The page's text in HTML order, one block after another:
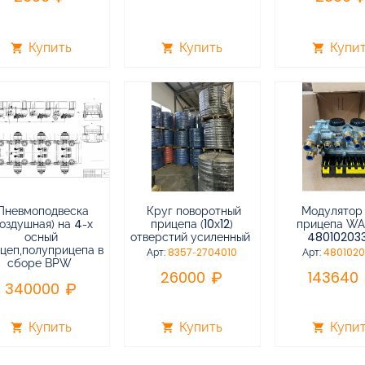
shopping_cart Купить
на 4-х
осный
в
сборе BPW
340000
shopping_cart Купить
shopping_cart Купить
Круг поворотный
прицепа (10х12)
отверстий усиленный
Арт:8357-2704010
26000
shopping_cart Купить
shopping_cart
Модулятор
прицепа
Арт:
143640
shopping_cart